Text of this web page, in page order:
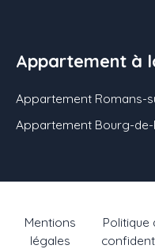
Appartement à
Appartement Romans-
Appartement Bourg-
Mentions
légales
Politique